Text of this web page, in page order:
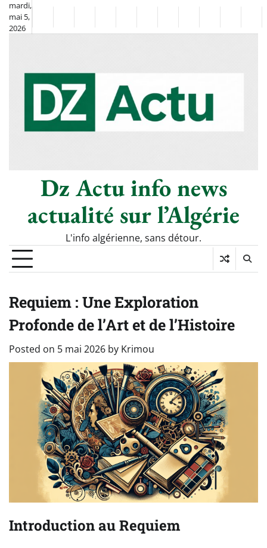
Skip
content
mardi,
mai 5,
2026
FlashSportclasséDiasporaChronique
–
Le
Thé
SociétéCultureMondeÉconomie
Tech
Dz Actu info news
actualité sur l’Algérie
L'info algérienne, sans détour.
Requiem : Une Exploration
Profonde de l’Art et de l’Histoire
Posted on 5 mai 2026 by Krimou
Introduction au Requiem